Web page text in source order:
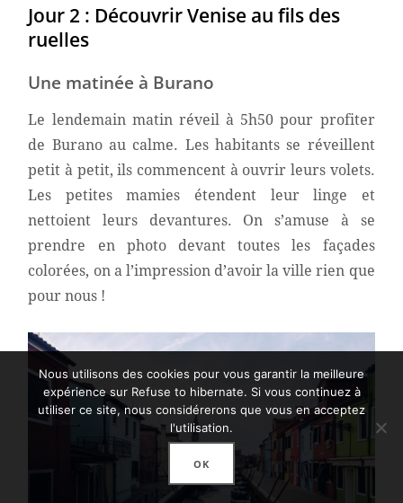
Jour 2 : Découvrir Venise au fils des
ruelles
Une matinée à Burano
Le lendemain matin réveil à 5h50 pour profiter
de Burano au calme. Les habitants se réveillent
petit à petit, ils commencent à ouvrir leurs volets.
Les petites mamies étendent leur linge et
nettoient leurs devantures. On s’amuse à se
prendre en photo devant toutes les façades
colorées, on a l’impression d’avoir la ville rien que
pour nous !
Nous utilisons des cookies pour vous garantir la meilleure
expérience sur Refuse to hibernate. Si vous continuez à
utiliser ce site, nous considérerons que vous en acceptez
l'utilisation.
OK